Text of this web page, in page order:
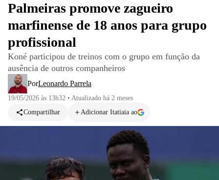
Palmeiras promove zagueiro
marfinense de 18 anos para grupo
profissional
Koné participou de treinos com o grupo em função da
ausência de outros companheiros
PorLeonardo Parrela
19/05/2026 às 13h32 • Atualizado há 2 meses
Compartilhar
Adicionar Itatiaia ao